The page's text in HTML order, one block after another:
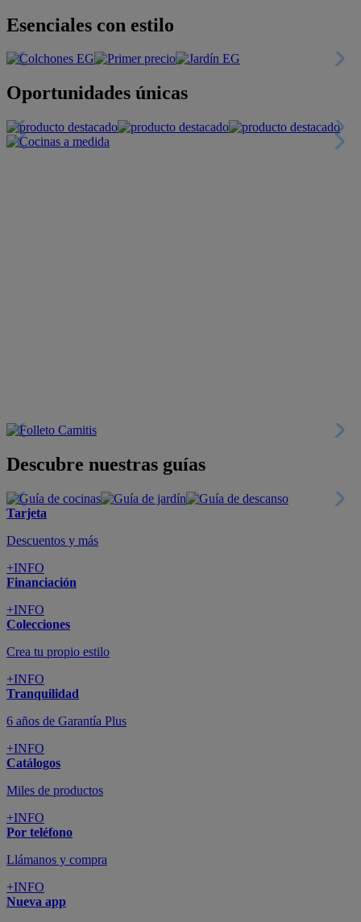
Esenciales con estilo
Oportunidades únicas
Descubre nuestras guías
Tarjeta
Descuentos y más
+INFO
Financiación
+INFO
Colecciones
Crea tu propio estilo
+INFO
Tranquilidad
6 años de Garantía Plus
+INFO
Catálogos
Miles de productos
+INFO
Por teléfono
Llámanos y compra
+INFO
Nueva app